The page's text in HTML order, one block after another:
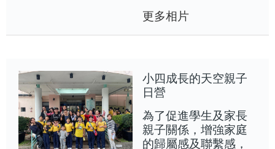
更多相片
小四成長的天空親子
日營
為了促進學生及家長
親子關係，增強家庭
的歸屬感及聯繫感，